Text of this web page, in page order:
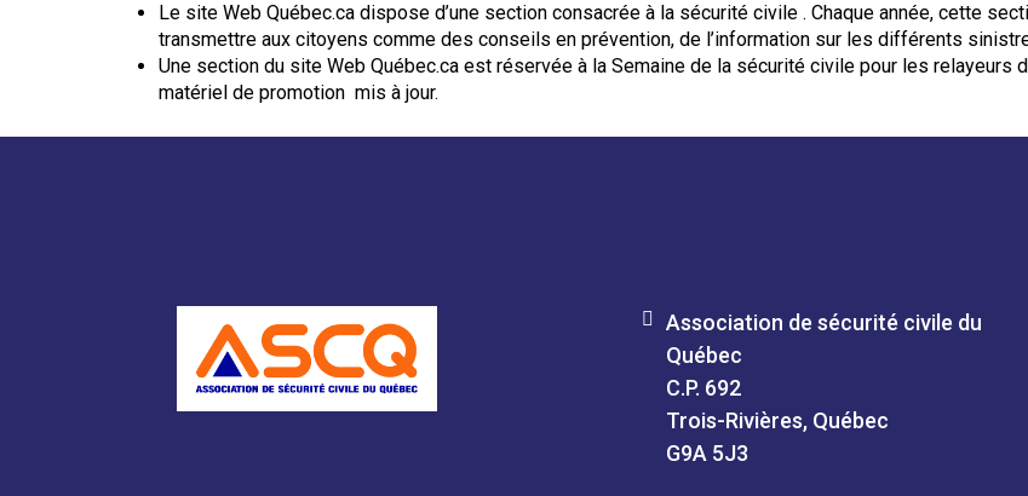
Le site Web Québec.ca dispose d’une section consacrée à la sécurité civile . Chaque année, cette
transmettre aux citoyens comme des conseils en prévention, de l’information sur les différents
Une section du site Web Québec.ca est réservée à la Semaine de la sécurité civile pour les relayeurs
matériel de promotion mis à jour.
Association de sécurité civile du
Québec
C.P. 692
Trois-Rivières, Québec
G9A 5J3